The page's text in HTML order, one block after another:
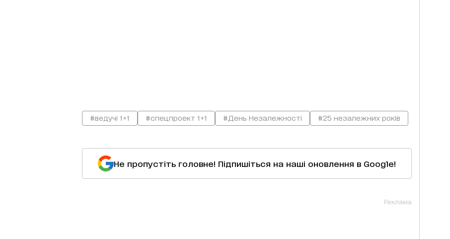
#ведучі 1+1 #спецпроект 1+1 #День Незалежності #25 незалежних років
Не пропустіть головне! Підпишіться на наші оновлення в Google!
Реклама